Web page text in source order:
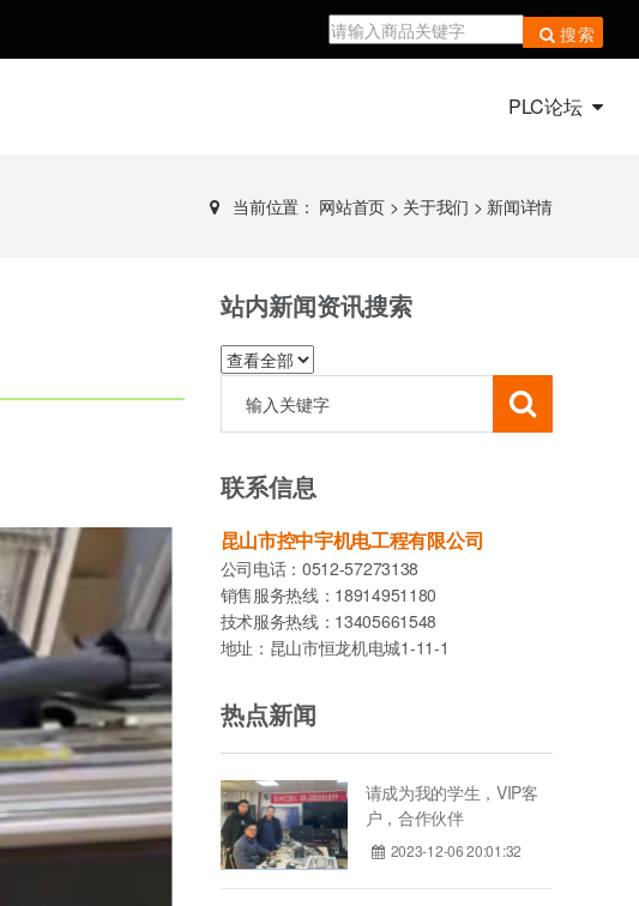
搜索
PLC论坛
当前位置： 网站首页 > 关于我们 > 新闻详情
站内新闻资讯搜索
联系信息
昆山市控中宇机电工程有限公司
公司电话：0512-57273138
销售服务热线：18914951180
技术服务热线：13405661548
地址：昆山市恒龙机电城1-11-1
热点新闻
请成为我的学生，VIP客
户，合作伙伴
2023-12-06 20:01:32